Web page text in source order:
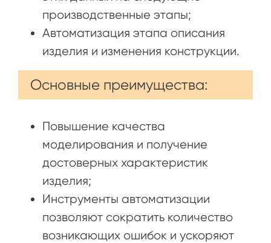
производственные этапы;
Автоматизация этапа описания
изделия и изменения конструкции.
Основные преимущества:
Повышение качества
моделирования и получение
достоверных характеристик
изделия;
Инструменты автоматизации
позволяют сократить количество
возникающих ошибок и ускоряют